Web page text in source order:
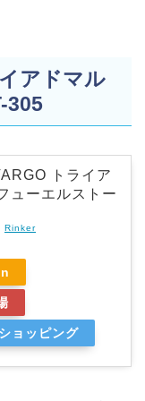
アドマル
305
トライア
ューエルストー
Rinker
ョッピング